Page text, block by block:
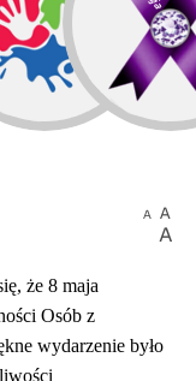
że 8 maja
Osób z
wydarzenie było